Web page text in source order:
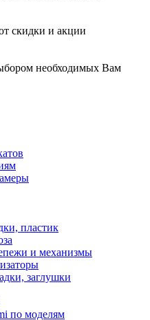
скидки и акции
необходимых Вам
пластик
и механизмы
заглушки
по моделям